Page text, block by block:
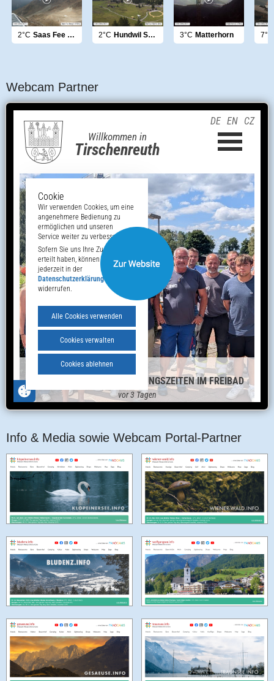
2°C Saas Fee Berg 2°C Hundwil Säntis 3°C Matterhorn 7°C
Webcam Partner
Info & Media sowie Webcam Portal-Partner